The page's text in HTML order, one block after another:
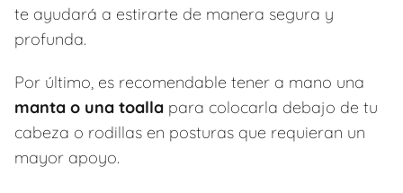
te ayudará a estirarte de manera segura y
profunda.
Por último, es recomendable tener a mano una
manta o una toalla para colocarla debajo de tu
cabeza o rodillas en posturas que requieran un
mayor apoyo.